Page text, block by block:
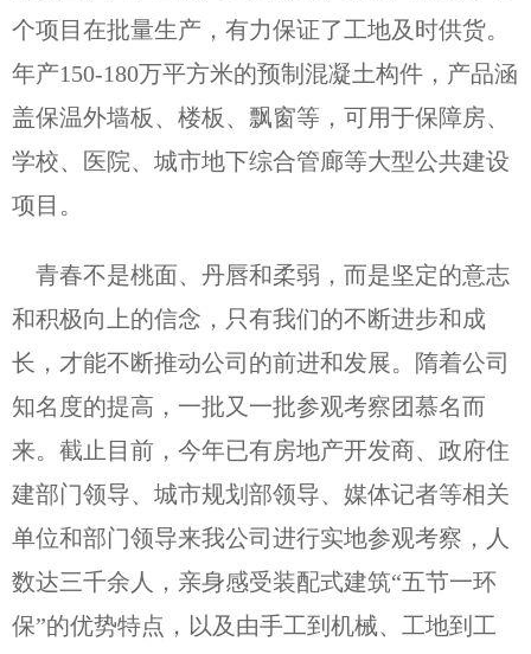
个项目在批量生产，有力保证了工地及时供货。
年产150-180万平方米的预制混凝土构件，产品涵
盖保温外墙板、楼板、飘窗等，可用于保障房、
学校、医院、城市地下综合管廊等大型公共建设
项目。
青春不是桃面、丹唇和柔弱，而是坚定的意志
和积极向上的信念，只有我们的不断进步和成
长，才能不断推动公司的前进和发展。隋着公司
知名度的提高，一批又一批参观考察团慕名而
来。截止目前，今年已有房地产开发商、政府住
建部门领导、城市规划部领导、媒体记者等相关
单位和部门领导来我公司进行实地参观考察，人
数达三千余人，亲身感受装配式建筑“五节一环
保”的优势特点，以及由手工到机械、工地到工